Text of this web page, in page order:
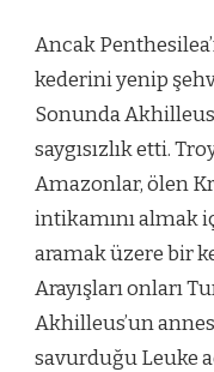
Ancak
kederini yenip
Sonunda
saygısızlık etti.
Amazonlar, ölen
intikamını almak
aramak üzere bir
Arayışları onları
Akhilleus’un
savurduğu Leuke